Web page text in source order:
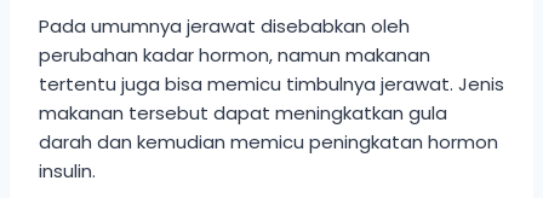
Pada umumnya jerawat disebabkan oleh
perubahan kadar hormon, namun makanan
tertentu juga bisa memicu timbulnya jerawat. Jenis
makanan tersebut dapat meningkatkan gula
darah dan kemudian memicu peningkatan hormon
insulin.